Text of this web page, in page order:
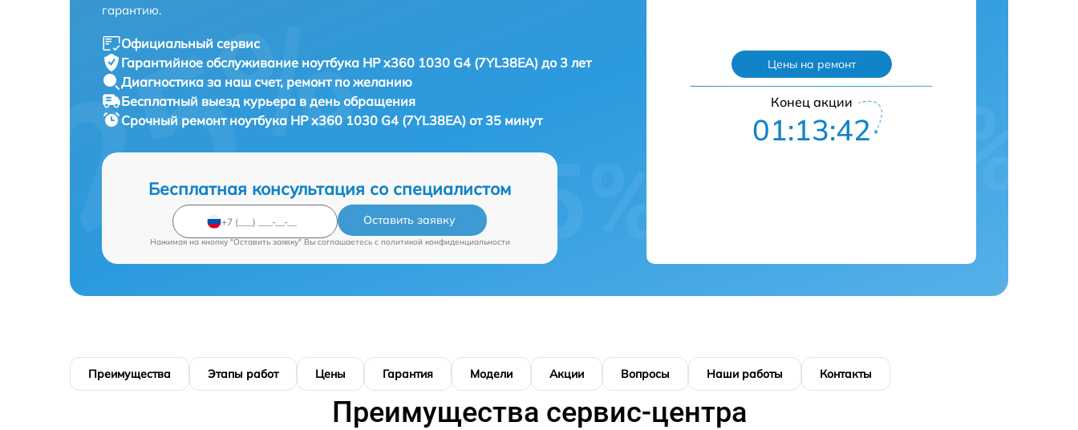
гарантию.
Официальный сервис
Гарантийное обслуживание ноутбука HP x360 1030 G4 (7YL38EA) до 3 лет
Диагностика за наш счет, ремонт по желанию
Бесплатный выезд курьера в день обращения
Срочный ремонт ноутбука HP x360 1030 G4 (7YL38EA) от 35 минут
Бесплатная консультация со специалистом
Оставить заявку
Нажимая на кнопку "Оставить заявку" Вы соглашаетесь c политикой конфиденциальности
Цены на ремонт
Конец акции
01:13:42
Преимущества Этапы работ Цены Гарантия Модели Акции Вопросы Наши работы Контакты
Преимущества сервис-центра